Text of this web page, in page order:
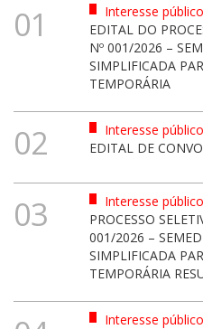
01
Interesse público
EDITAL DO
Nº 001/2026 –
SIMPLIFICADA
TEMPORÁRIA
02
Interesse público
EDITAL DE
03
Interesse público
PROCESSO
001/2026 –
SIMPLIFICADA
TEMPORÁRIA
Interesse público